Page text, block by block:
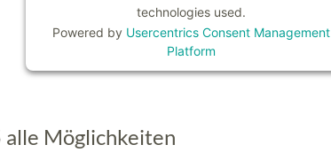
technologies used.
Powered by Usercentrics Consent Management
Platform
alle Möglichkeiten